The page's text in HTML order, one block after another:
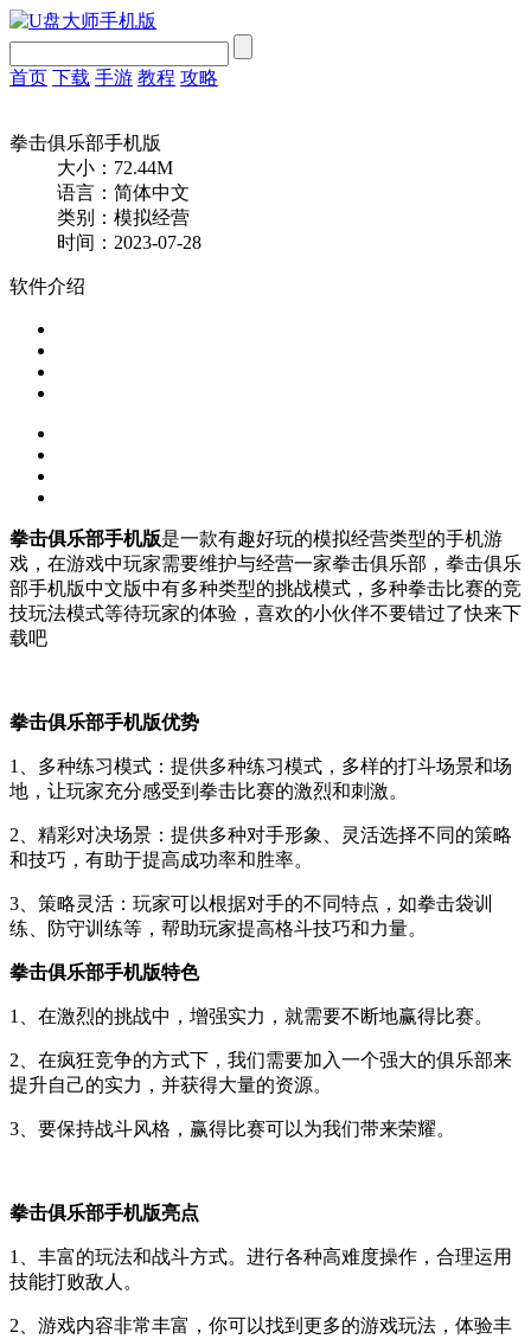
首页 下载 手游 教程 攻略
拳击俱乐部手机版
大小：72.44M
语言：简体中文
类别：模拟经营
时间：2023-07-28
软件介绍
拳击俱乐部手机版是一款有趣好玩的模拟经营类型的手机游
戏，在游戏中玩家需要维护与经营一家拳击俱乐部，拳击俱乐
部手机版中文版中有多种类型的挑战模式，多种拳击比赛的竞
技玩法模式等待玩家的体验，喜欢的小伙伴不要错过了快来下
载吧
拳击俱乐部手机版优势
1、多种练习模式：提供多种练习模式，多样的打斗场景和场
地，让玩家充分感受到拳击比赛的激烈和刺激。
2、精彩对决场景：提供多种对手形象、灵活选择不同的策略
和技巧，有助于提高成功率和胜率。
3、策略灵活：玩家可以根据对手的不同特点，如拳击袋训
练、防守训练等，帮助玩家提高格斗技巧和力量。
拳击俱乐部手机版特色
1、在激烈的挑战中，增强实力，就需要不断地赢得比赛。
2、在疯狂竞争的方式下，我们需要加入一个强大的俱乐部来
提升自己的实力，并获得大量的资源。
3、要保持战斗风格，赢得比赛可以为我们带来荣耀。
拳击俱乐部手机版亮点
1、丰富的玩法和战斗方式。进行各种高难度操作，合理运用
技能打败敌人。
2、游戏内容非常丰富，你可以找到更多的游戏玩法，体验丰